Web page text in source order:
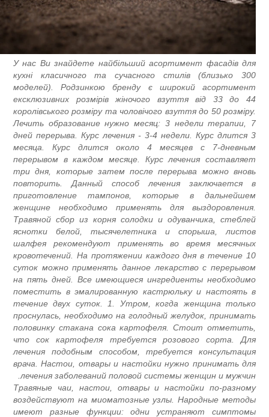
У нас Ви знайдете найбільший асортимент фасадів
кухні класичного та сучасного стилів (близько
моделей). Родзинкою бренду є широкий
ексклюзивних розмірів жіночого взуття від 33 до
королівського розміру та чоловічого взуття до 50
Лечить образование нужно месяц: 3 недели терапии,
дней перерыва. Курс лечения - 3-4 недели. Курс длится
месяца. Курс длится около 4 месяцев с 7-
перерывом в каждом месяце. Курс лечения
три дня, которые затем после перерыва можно
повторить. Данный способ лечения заключается
приготовление тампонов, которые в
женщине необходимо применять для
Травяной сбор из корня солодки и одуванчика,
яснотки белой, тысячелетника и спорыша,
шалфея рекомендуют применять во время
кровотечений. На протяжении каждого дня в течение
суток можно применять данное лекарство с
на пять дней. Все имеющиеся ингредиенты
поместить в эмалированную кастрюльку и настоять
течение двух суток. 1. Утром, когда женщина
проснулась, необходимо на голодный желудок,
половинку стакана сока картофеля. Стоит
что сок картофеля требуется розового сорта.
лечения подобным способом, требуется
врача. Настои, отвары и настойки нужно принимать
лечения заболеваний половой системы женщин и
Травяные чаи, настои, отвары и настойки по-
воздействуют на миоматозные узлы. Народные
имеют разные функции: одни устраняют